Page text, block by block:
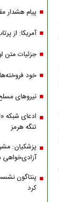
پیام هشدار
آمریکا: از
جزئیات متن
خود
نیروهای
ادعای شبکه
تنگه هرمز
پزشکیان:
آزادی‌خواهی
پنتاگون
کرد